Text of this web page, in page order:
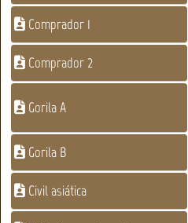
Comprador 1
Comprador 2
Gorila A
Gorila B
Civil asiática